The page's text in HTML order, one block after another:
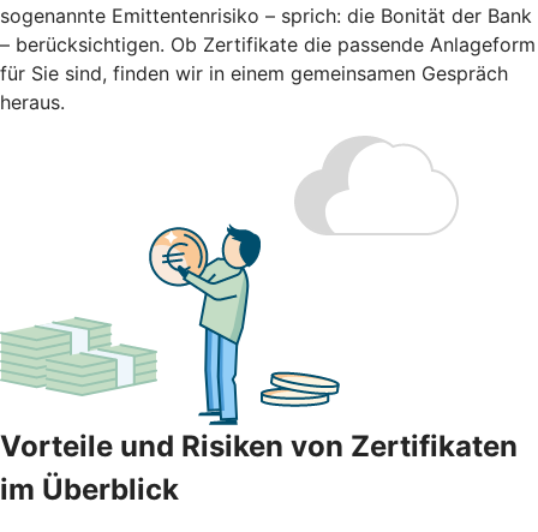
sogenannte Emittentenrisiko – sprich: die Bonität der Bank
– berücksichtigen. Ob Zertifikate die passende Anlageform
für Sie sind, finden wir in einem gemeinsamen Gespräch
heraus.
Vorteile und Risiken von Zertifikaten
im Überblick